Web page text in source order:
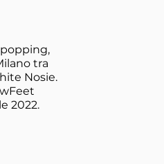
tra
Nosie.
2022.